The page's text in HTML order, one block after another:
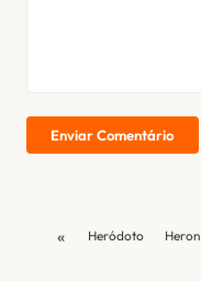
Enviar Comentário
« Heródoto Heron